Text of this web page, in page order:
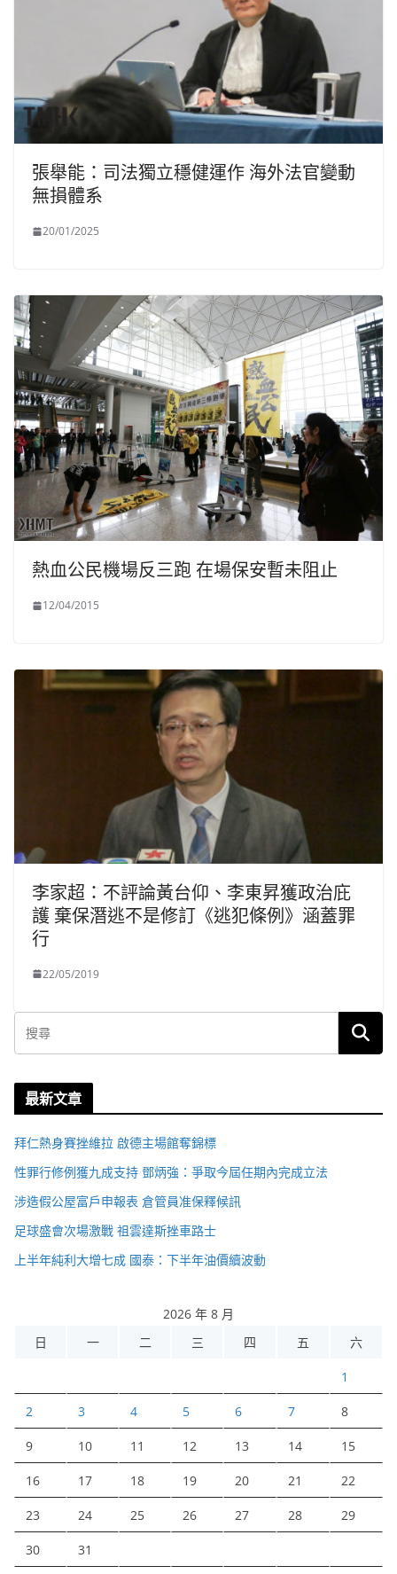
張舉能：司法獨立穩健運作 海外法官變動
無損體系
20/01/2025
熱血公民機場反三跑 在場保安暫未阻止
12/04/2015
李家超：不評論黃台仰、李東昇獲政治庇
護 棄保潛逃不是修訂《逃犯條例》涵蓋罪
行
22/05/2019
最新文章
拜仁熱身賽挫維拉 啟德主場館奪錦標
性罪行修例獲九成支持 鄧炳強：爭取今屆任期內完成立法
涉造假公屋富戶申報表 倉管員准保釋候訊
足球盛會次場激戰 祖雲達斯挫車路士
上半年純利大增七成 國泰：下半年油價續波動
2026 年 8 月
日
一 二 三 四 五 六
1
2 3 4 5 6 7 8
9 10 11 12 13 14 15
16 17 18 19 20 21 22
23 24 25 26 27 28 29
30 31